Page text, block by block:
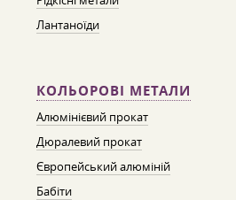
Лантаноїди
КОЛЬОРОВІ МЕТАЛИ
Алюмінієвий прокат
Дюралевий прокат
Європейський алюміній
Бабіти